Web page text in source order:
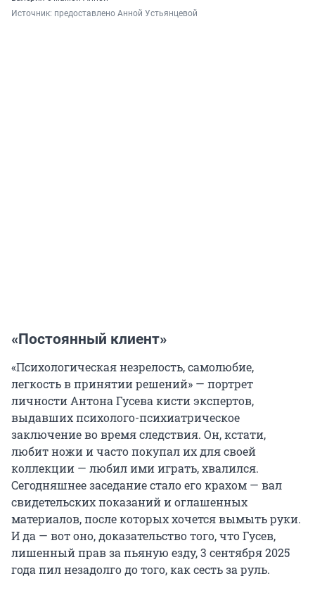
Источник: предоставлено Анной Устьянцевой
«Постоянный клиент»
«Психологическая незрелость, самолюбие,
легкость в принятии решений» — портрет
личности Антона Гусева кисти экспертов,
выдавших психолого-психиатрическое
заключение во время следствия. Он, кстати,
любит ножи и часто покупал их для своей
коллекции — любил ими играть, хвалился.
Сегодняшнее заседание стало его крахом — вал
свидетельских показаний и оглашенных
материалов, после которых хочется вымыть руки.
И да — вот оно, доказательство того, что Гусев,
лишенный прав за пьяную езду,3 сентября2025
года пил незадолго до того, как сесть за руль.